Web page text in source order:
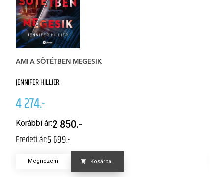
AMI A SÖTÉTBEN MEGESIK
JENNIFER HILLIER
4 274.-
Korábbi ár:2 850.-
Eredeti ár:5 699.-
Megnézem Kosárba